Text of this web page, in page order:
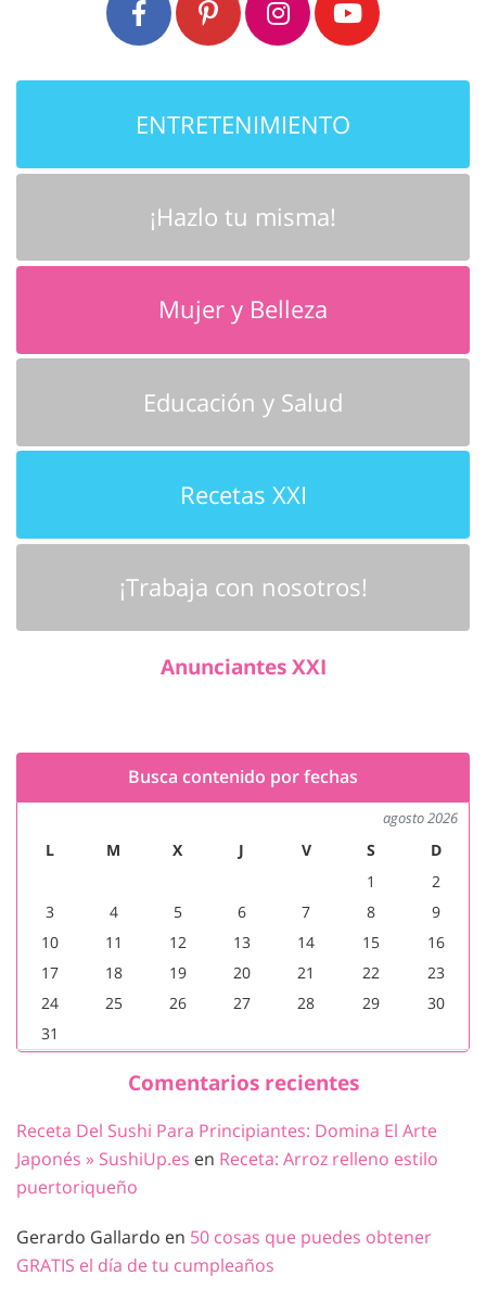
ENTRETENIMIENTO
¡Hazlo tu misma!
Mujer y Belleza
Educación y Salud
Recetas XXI
¡Trabaja con nosotros!
Anunciantes XXI
Busca contenido por fechas
agosto 2026
L M X J V S
D
1
2
3
4 5 6 7 8
9
10
11 12 13 14 15
16
17
18 19 20 21 22
23
24
25 26 27 28 29
30
31
Comentarios recientes
Receta Del Sushi Para Principiantes: Domina El Arte
Japonés » SushiUp.es en Receta: Arroz relleno estilo
puertoriqueño
Gerardo Gallardo en 50 cosas que puedes obtener
GRATIS el día de tu cumpleaños